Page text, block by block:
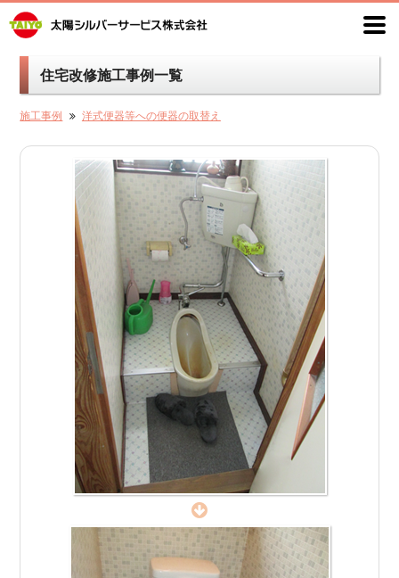
住宅改修施工事例一覧
施工事例 洋式便器等への便器の取替え